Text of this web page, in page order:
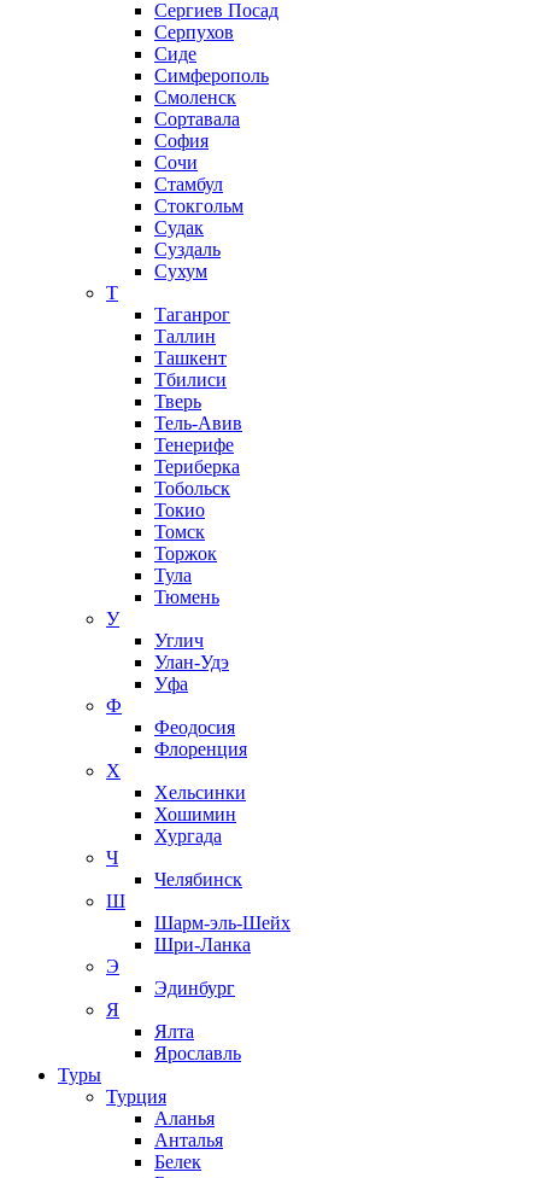
Сергиев Посад
Серпухов
Сиде
Симферополь
Смоленск
Сортавала
София
Сочи
Стамбул
Стокгольм
Судак
Суздаль
Сухум
Т
Таганрог
Таллин
Ташкент
Тбилиси
Тверь
Тель-Авив
Тенерифе
Териберка
Тобольск
Токио
Томск
Торжок
Тула
Тюмень
У
Углич
Улан-Удэ
Уфа
Ф
Феодосия
Флоренция
Х
Хельсинки
Хошимин
Хургада
Ч
Челябинск
Ш
Шарм-эль-Шейх
Шри-Ланка
Э
Эдинбург
Я
Ялта
Ярославль
Туры
Турция
Аланья
Анталья
Белек